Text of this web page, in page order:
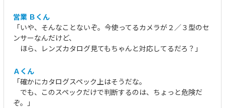
営業 Ｂくん
「いや、そんなことないぞ。今使ってるカメラが２／３型のセ
ンサーなんだけど、
ほら、レンズカタログ見てもちゃんと対応してるだろ？」
Ａくん
「確かにカタログスペック上はそうだな。
でも、このスペックだけで判断するのは、ちょっと危険だ
ぞ。」